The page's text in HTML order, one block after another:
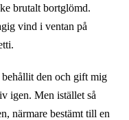
brutalt bortglömd.
vind i ventan på
den och gift mig
igen. Men istället så
närmare bestämt till en